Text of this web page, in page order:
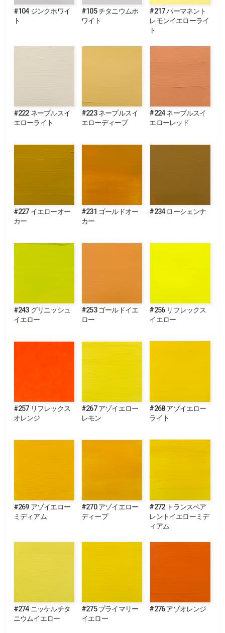
#104 ジンクホワイ
ト
#105 チタニウムホ
ワイト
#217 パーマネント
レモンイエローライ
ト
#222 ネープルスイ
エローライト
#223 ネープルスイ
エローディープ
#224 ネープルスイ
エローレッド
#227 イエローオー
カー
#231 ゴールドオー
カー
#234 ローシェンナ
#243 グリニッシュ
イエロー
#253 ゴールドイエ
ロー
#256 リフレックス
イエロー
#257 リフレックス
オレンジ
#267 アゾイエロー
レモン
#268 アゾイエロー
ライト
#269 アゾイエロー
ミディアム
#270 アゾイエロー
ディープ
#272 トランスペア
レントイエローミデ
ィアム
#274 ニッケルチタ
ニウムイエロー
#275 プライマリー
イエロー
#276 アゾオレンジ